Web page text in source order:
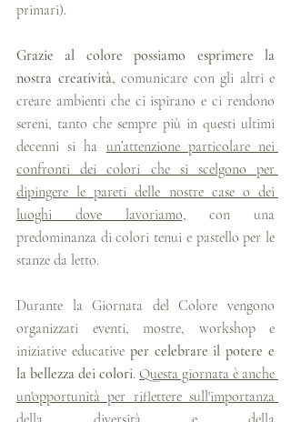
primari).
Grazie al colore possiamo esprimere la
nostra creatività, comunicare con gli altri e
creare ambienti che ci ispirano e ci rendono
sereni, tanto che sempre più in questi ultimi
decenni si ha un’attenzione particolare nei
confronti dei colori che si scelgono per
dipingere le pareti delle nostre case o dei
luoghi dove lavoriamo, con una
predominanza di colori tenui e pastello per le
stanze da letto.
Durante la Giornata del Colore vengono
organizzati eventi, mostre, workshop e
iniziative educative per celebrare il potere e
la bellezza dei colori. Questa giornata è anche
un'opportunità per riflettere sull'importanza